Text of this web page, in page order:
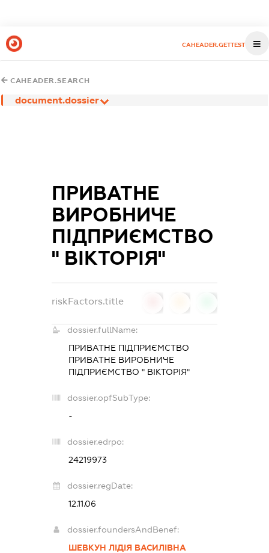
CAHEADER.GETTEST
CAHEADER.SEARCH
document.dossier
ПРИВАТНЕ
ВИРОБНИЧЕ
ПІДПРИЄМСТВО
" ВІКТОРІЯ"
riskFactors.title
dossier.fullName:
ПРИВАТНЕ ПІДПРИЄМСТВО
ПРИВАТНЕ ВИРОБНИЧЕ
ПІДПРИЄМСТВО " ВІКТОРІЯ"
dossier.opfSubType:
-
dossier.edrpo:
24219973
dossier.regDate:
12.11.06
dossier.foundersAndBenef:
ШЕВКУН ЛІДІЯ ВАСИЛІВНА